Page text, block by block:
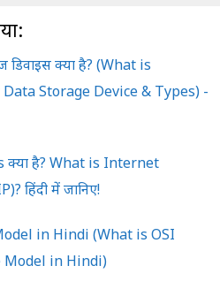
डिवाइस क्या है? (What is
Storage Device & Types) -
क्या है? What is Internet
हिंदी में जानिए!
in Hindi (What is OSI
Model in Hindi)